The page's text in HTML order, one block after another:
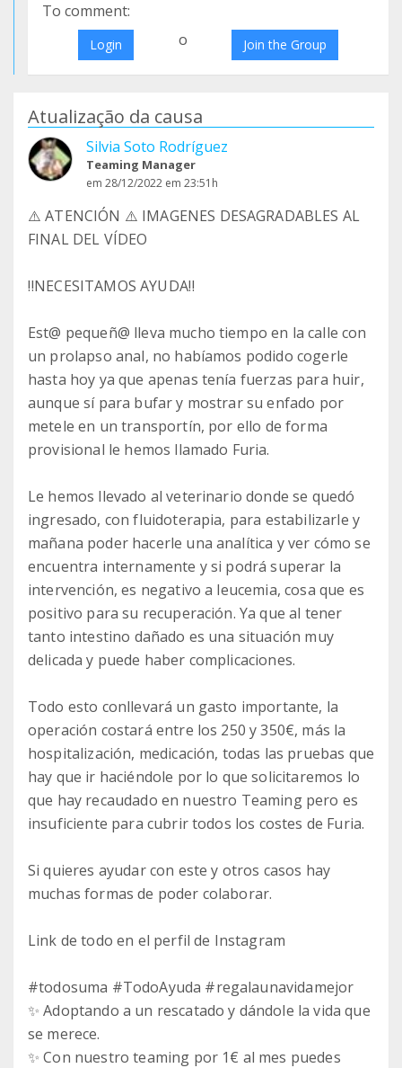
To comment:
Login o Join the Group
Atualização da causa
Silvia Soto Rodríguez
Teaming Manager
em 28/12/2022 em 23:51h
⚠️ ATENCIÓN ⚠️ IMAGENES DESAGRADABLES AL
FINAL DEL VÍDEO
‼️NECESITAMOS AYUDA‼️
Est@ pequeñ@ lleva mucho tiempo en la calle con
un prolapso anal, no habíamos podido cogerle
hasta hoy ya que apenas tenía fuerzas para huir,
aunque sí para bufar y mostrar su enfado por
metele en un transportín, por ello de forma
provisional le hemos llamado Furia.
Le hemos llevado al veterinario donde se quedó
ingresado, con fluidoterapia, para estabilizarle y
mañana poder hacerle una analítica y ver cómo se
encuentra internamente y si podrá superar la
intervención, es negativo a leucemia, cosa que es
positivo para su recuperación. Ya que al tener
tanto intestino dañado es una situación muy
delicada y puede haber complicaciones.
Todo esto conllevará un gasto importante, la
operación costará entre los 250 y 350€, más la
hospitalización, medicación, todas las pruebas que
hay que ir haciéndole por lo que solicitaremos lo
que hay recaudado en nuestro Teaming pero es
insuficiente para cubrir todos los costes de Furia.
Si quieres ayudar con este y otros casos hay
muchas formas de poder colaborar.
Link de todo en el perfil de Instagram
#todosuma #TodoAyuda #regalaunavidamejor
✨ Adoptando a un rescatado y dándole la vida que
se merece.
✨ Con nuestro teaming por 1€ al mes puedes